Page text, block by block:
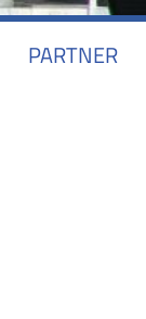
PARTNER